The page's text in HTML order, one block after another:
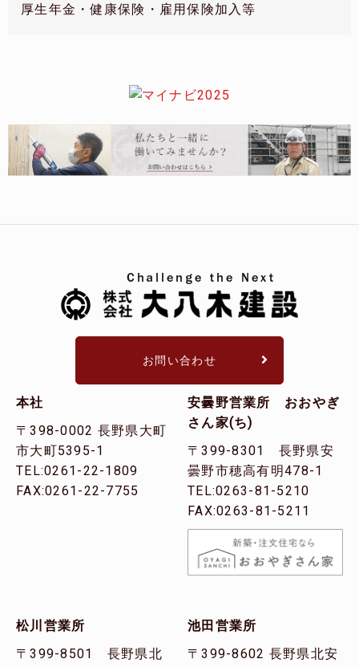
厚生年金・健康保険・雇用保険加入等
お問い合わせ
本社
〒398-0002 長野県大町
市大町5395-1
TEL:0261-22-1809
FAX:0261-22-7755
安曇野営業所 おおやぎ
さん家(ち)
〒399-8301 長野県安
曇野市穂高有明478-1
TEL:0263-81-5210
FAX:0263-81-5211
松川営業所
〒399-8501 長野県北
池田営業所
〒399-8602 長野県北安